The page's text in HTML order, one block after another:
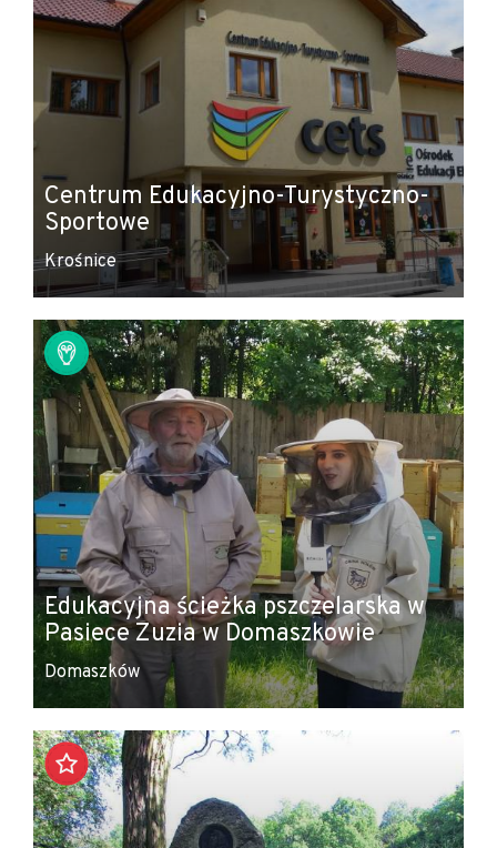
Centrum Edukacyjno-Turystyczno-
Sportowe
Krośnice
Edukacyjna ścieżka pszczelarska w
Pasiece Zuzia w Domaszkowie
Domaszków